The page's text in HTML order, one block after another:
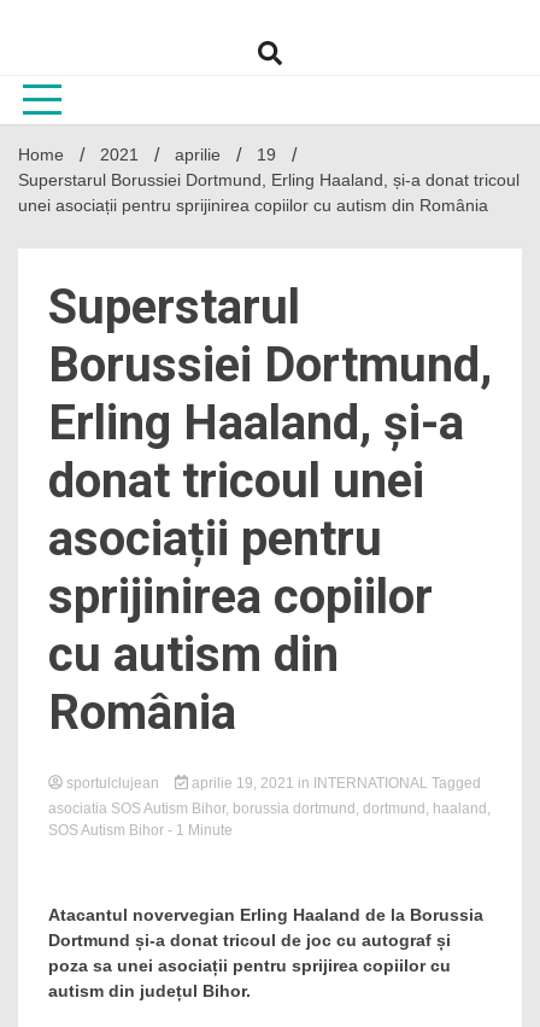
Home 2021 aprilie
19
Superstarul Borussiei Dortmund, Erling Haaland, și-a donat tricoul
unei asociații pentru sprijinirea copiilor cu autism din România
Superstarul
Borussiei Dortmund,
Erling Haaland, și-a
donat tricoul unei
asociații pentru
sprijinirea copiilor
cu autism din
România
sportulclujean aprilie 19, 2021 in INTERNATIONAL Tagged
asociatia SOS Autism Bihor, borussia dortmund dortmund haaland
SOS Autism Bihor - 1 Minute
Atacantul novervegian Erling Haaland de la Borussia
Dortmund și-a donat tricoul de joc cu autograf și
poza sa unei asociații pentru sprijirea copiilor cu
autism din județul Bihor.